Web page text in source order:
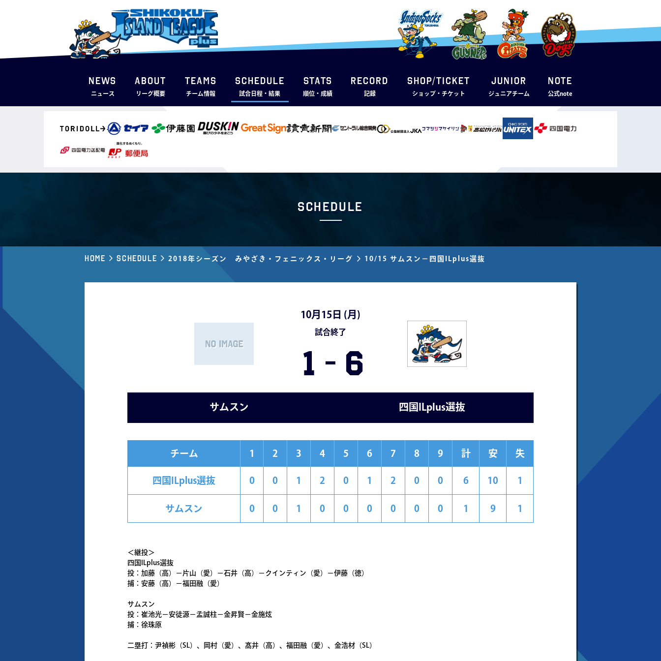
NEWS
ニュース
ABOUT
リーグ概要
TEAMS
チーム情報
SCHEDULE
試合日程・結果
STATS
順位・成績
RECORD
記録
SHOP/TICKET
ショップ・チケット
JUNIOR
ジュニアチーム
note
公式note
Schedule
Home Schedule 2018年シーズン みやざき・フェニックス・リーグ 10/15 サムスン－四国ILplus選抜
10月15日 (月 )
試合終了
1 - 6
サムスン 四国ILplus選抜
チーム 1 2 3 4 5 6 7 8 9 計 安 失
四国ILplus選抜 0 0 1 2 0 1 2 0 0 6 10 1
サムスン 0 0 1 0 0 0 0 0 0 1 9 1
＜継投＞
四国ILplus選抜
投：加藤（高）－片山（愛）－石井（高）－クインティン（愛）－伊藤（徳）
捕：安藤（高）－福田融（愛）
サムスン
投：崔池光－安徒源－孟誠柱－金昇賢－金施炫
捕：徐珠原
二塁打：尹禎彬（SL）、岡村（愛）、髙井（高）、福田融（愛）、金浩材（SL）